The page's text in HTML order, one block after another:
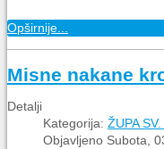
Opširnije...
Misne nakane
Detalji
Kategorija: ŽUPA
Objavljeno Subota,